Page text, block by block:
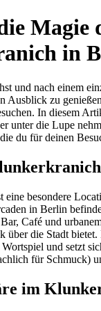
Magie
in
und nach einem
Ausblick zu
In diesem
unter die Lupe
du für deinen
besondere
in Berlin
Café und
über die Stadt
und setzt
für Schmuck)
im